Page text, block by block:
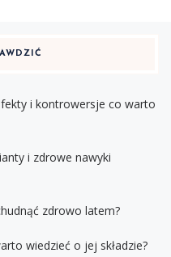
i kontrowersje co warto
i zdrowe nawyki
zdrowo latem?
wiedzieć o jej składzie?